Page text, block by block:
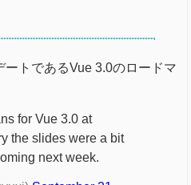
トであるVue 3.0のロードマ
for Vue 3.0 at
the slides were a bit
next week.